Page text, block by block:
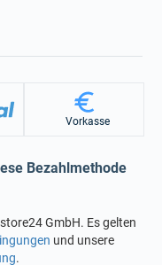
Vorkasse
Bezahlmethode
GmbH. Es gelten
und unsere
.